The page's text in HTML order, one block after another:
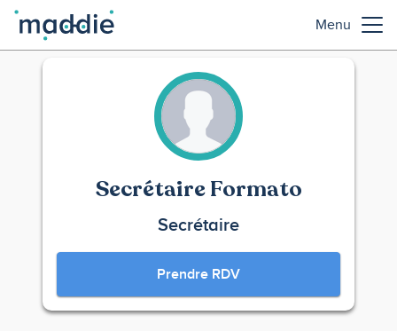
Menu
Secrétaire Formato
Secrétaire
Prendre RDV